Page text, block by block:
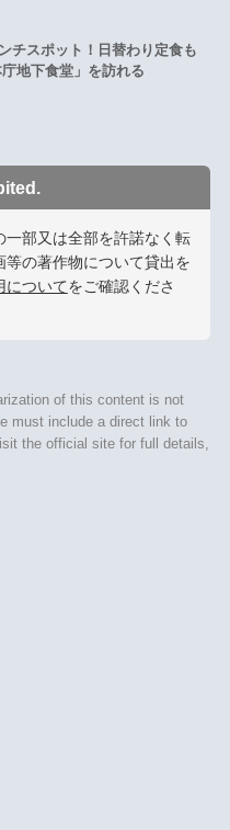
チスポット！日替わり定食も
地下食堂」を訪れる
部又は全部を許諾なく転
の著作物について貸出を
についてをご確認くださ
of this content is not
must include a direct link to
the official site for full details,